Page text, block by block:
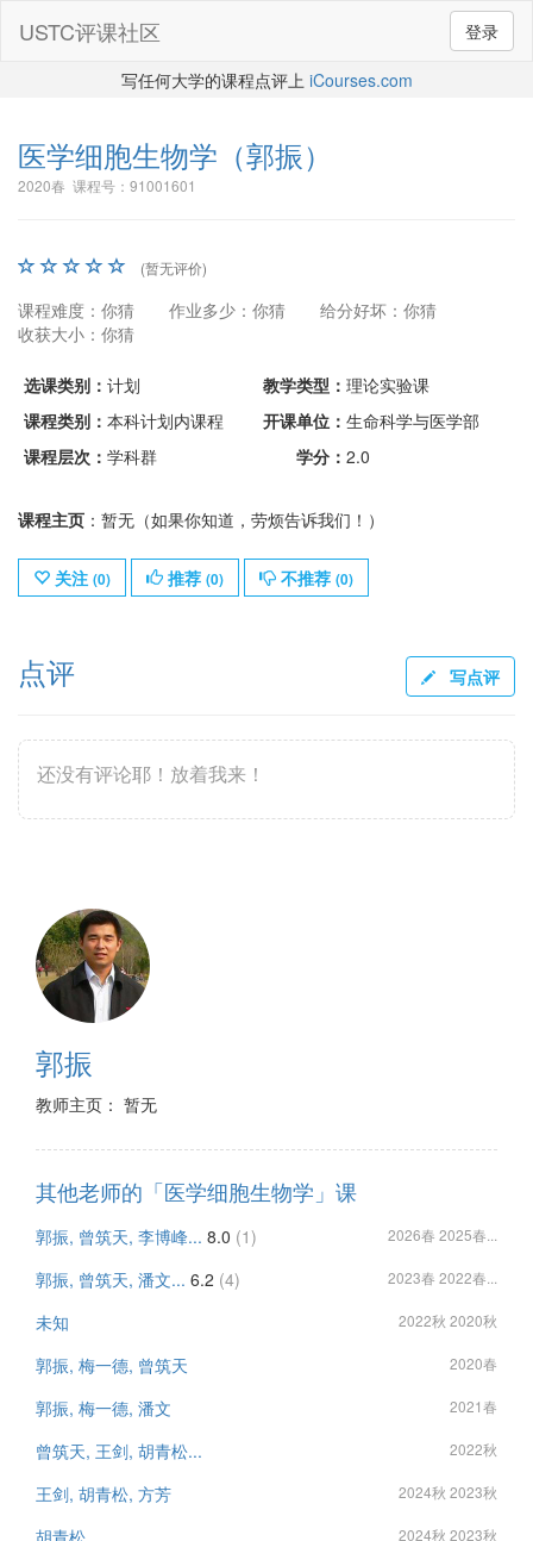
登录
USTC评课社区
写任何大学的课程点评上 iCourses.com
医学细胞生物学 （郭振）
2020春 课程号：91001601
(暂无评价)
课程难度：你猜 作业多少：你猜
给分好坏：你猜
收获大小：你猜
选课类别： 计划 教学类型： 理论实验课
课程类别： 本科计划内课程 开课单位： 生命科学与医学部
课程层次： 学科群 学分： 2.0
课程主页 ：暂无（如果你知道，劳烦告诉我们！）
关注 (0) 推荐 (0) 不推荐 (0)
点评 写点评
还没有评论耶！放着我来！
郭振
教师主页： 暂无
其他老师的「医学细胞生物学」课
郭振, 曾筑天, 李博峰... 8.0 (1) 2026春 2025春...
郭振, 曾筑天, 潘文... 6.2 (4) 2023春 2022春...
未知 2022秋 2020秋
郭振, 梅一德, 曾筑天 2020春
郭振, 梅一德, 潘文 2021春
曾筑天, 王剑, 胡青松... 2022秋
王剑, 胡青松, 方芳 2024秋 2023秋
胡青松 2024秋 2023秋